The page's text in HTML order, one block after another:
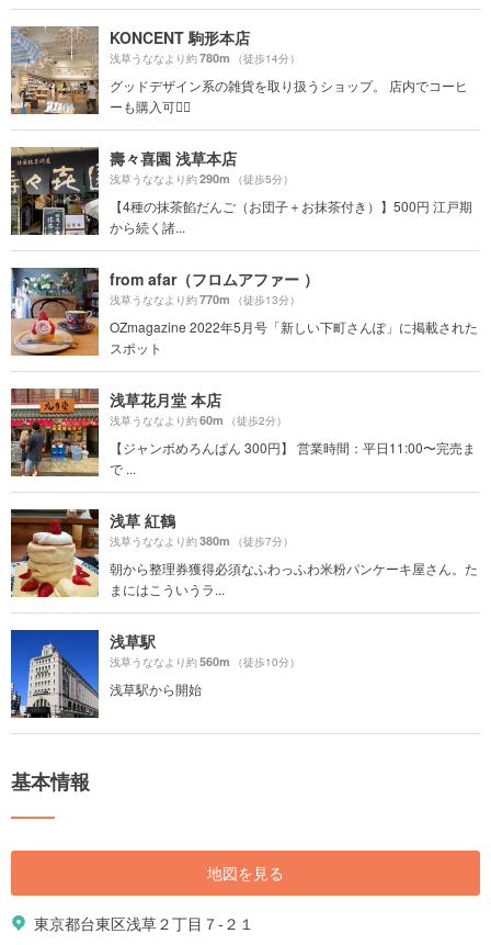
KONCENT 駒形本店
浅草うななより約780m （徒歩14分）
グッドデザイン系の雑貨を取り扱うショップ。 店内でコーヒ
ーも購入可🙆‍♀️
壽々喜園 浅草本店
浅草うななより約290m （徒歩5分）
【4種の抹茶餡だんご（お団子＋お抹茶付き）】500円 江戸期
から続く諸...
from afar（フロムアファー ）
浅草うななより約770m （徒歩13分）
OZmagazine 2022年5月号「新しい下町さんぽ」に掲載された
スポット
浅草花月堂 本店
浅草うななより約60m （徒歩2分）
【ジャンボめろんぱん 300円】 営業時間：平日11:00〜完売ま
で ...
浅草 紅鶴
浅草うななより約380m （徒歩7分）
朝から整理券獲得必須なふわっふわ米粉パンケーキ屋さん。た
まにはこういうラ...
浅草駅
浅草うななより約560m （徒歩10分）
浅草駅から開始
基本情報
地図を見る
東京都台東区浅草２丁目７-２１